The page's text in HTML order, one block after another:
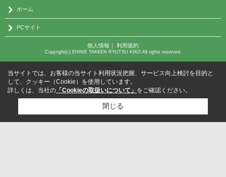
ホーム
PCサイト
個人情報 ｜ 利用規約
Copyright(c) EHIME TAKKEN RYUTSU KIKO All rights reserved.
当サイトでは、お客様の当サイト利用状況把握、サービス向上検討を目的と
して、クッキー（Cookie）を使用しています。
詳しくは、当社の 「Cookieの取扱いについて」 をご確認ください。
閉じる